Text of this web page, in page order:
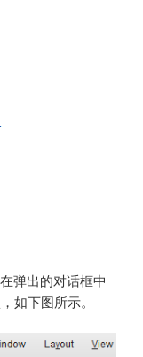
弹出的对话框中
如下图所示。